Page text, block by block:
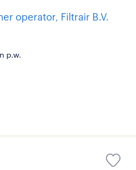
operator, Filtrair B.V.
p.w.